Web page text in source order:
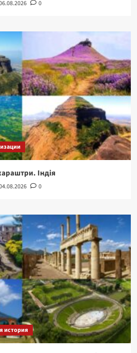
0
Індія
0
история